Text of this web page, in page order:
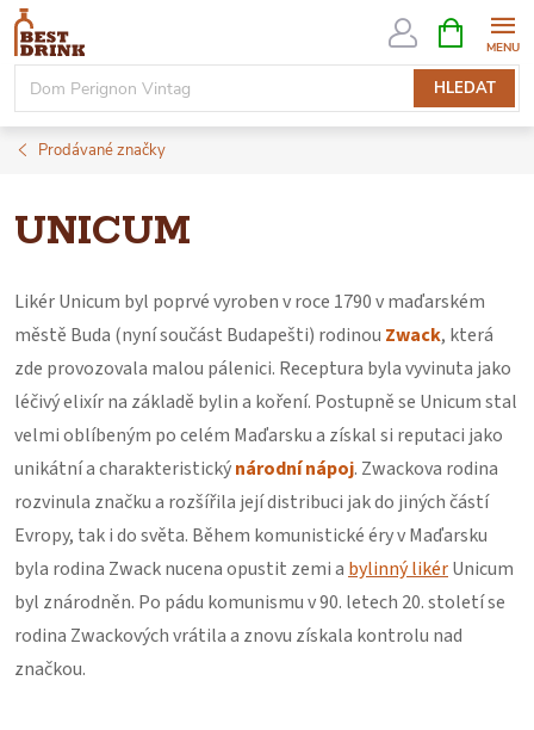
Přejít
obsah
HLEDAT
NÁKUPNÍ
KOŠÍK
Prodávané značky
UNICUM
Likér Unicum byl poprvé vyroben v roce 1790 v maďarském
městě Buda (nyní součást Budapešti) rodinou Zwack, která
zde provozovala malou pálenici. Receptura byla vyvinuta jako
léčivý elixír na základě bylin a koření. Postupně se Unicum stal
velmi oblíbeným po celém Maďarsku a získal si reputaci jako
unikátní a charakteristickýnárodní nápoj. Zwackova rodina
rozvinula značku a rozšířila její distribuci jak do jiných částí
Evropy, tak i do světa. Během komunistické éry v Maďarsku
byla rodina Zwack nucena opustit zemi a bylinný likérUnicum
byl znárodněn. Po pádu komunismu v 90. letech 20. století se
rodina Zwackových vrátila a znovu získala kontrolu nad
značkou.